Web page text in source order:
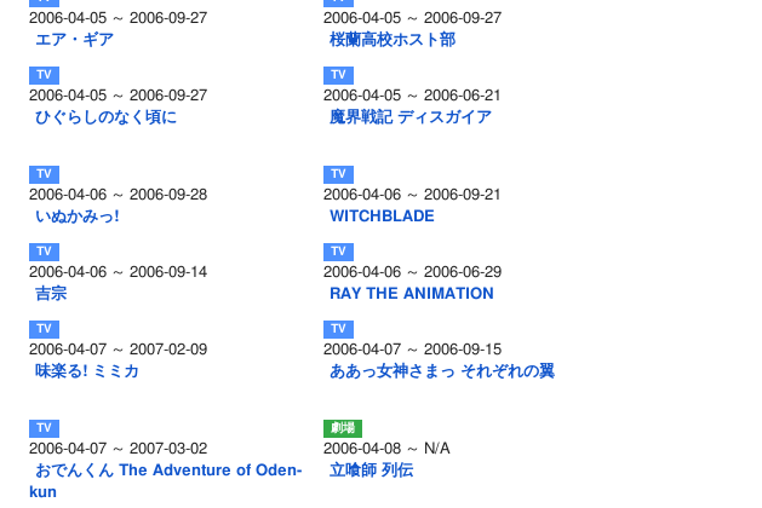
2006-04-05 ～ 2006-09-27
エア・ギア
2006-04-05 ～ 2006-09-27
桜蘭高校ホスト部
2006-04-05 ～ 2006-09-27
ひぐらしのなく頃に
2006-04-05 ～ 2006-06-21
魔界戦記 ディスガイア
2006-04-06 ～ 2006-09-28
いぬかみっ!
2006-04-06 ～ 2006-09-21
WITCHBLADE
2006-04-06 ～ 2006-09-14
吉宗
2006-04-06 ～ 2006-06-29
RAY THE ANIMATION
2006-04-07 ～ 2007-02-09
味楽る! ミミカ
2006-04-07 ～ 2006-09-15
ああっ女神さまっ それぞれの翼
2006-04-07 ～ 2007-03-02
おでんくん The Adventure of Oden-
kun
2006-04-08 ～ N/A
立喰師 列伝